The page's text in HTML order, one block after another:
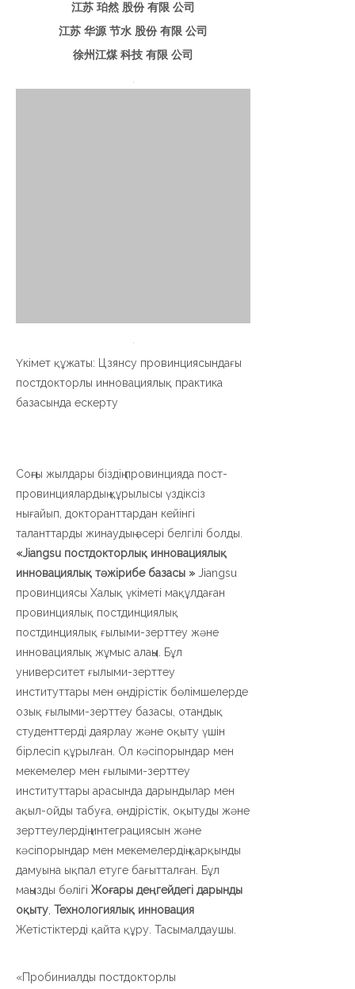
江苏 珀然 股份 有限 公司
江苏 华源 节水 股份 有限 公司
徐州江煤 科技 有限 公司
Үкімет құжаты: Цзянсу провинциясындағы
постдокторлы инновациялық практика
базасында ескерту
Соңғы жылдары біздің провинцияда пост-
провинциялардың құрылысы үздіксіз
нығайып, докторанттардан кейінгі
таланттарды жинаудың әсері белгілі болды.
«Jiangsu постдокторлық инновациялық
инновациялық тәжірибе базасы » Jiangsu
провинциясы Халық үкіметі мақұлдаған
провинциялық постдинциялық
постдинциялық ғылыми-зерттеу және
инновациялық жұмыс алаңы. Бұл
университет ғылыми-зерттеу
институттары мен өндірістік бөлімшелерде
озық ғылыми-зерттеу базасы, отандық
студенттерді даярлау және оқыту үшін
бірлесіп құрылған. Ол кәсіпорындар мен
мекемелер мен ғылыми-зерттеу
институттары арасында дарындылар мен
ақыл-ойды табуға, өндірістік, оқытуды және
зерттеулердің интеграциясын және
кәсіпорындар мен мекемелердің қарқынды
дамуына ықпал етуге бағытталған. Бұл
маңызды бөлігі Жоғары деңгейдегі дарынды
оқыту Технологиялық инновация
Жетістіктерді қайта құру. Тасымалдаушы.
«Пробиниалды постдокторлы